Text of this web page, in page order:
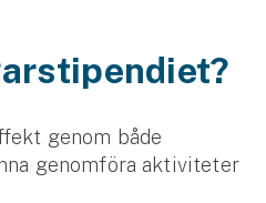
genom både
genomföra aktiviteter